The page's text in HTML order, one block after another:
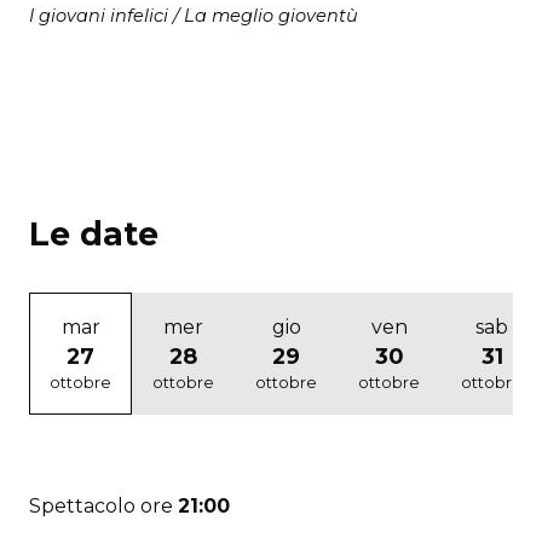
I giovani infelici / La meglio gioventù
Le date
mar
27
ottobre
mer
28
ottobre
gio
29
ottobre
ven
30
ottobre
sab
31
ottobre
Spettacolo ore 21:00